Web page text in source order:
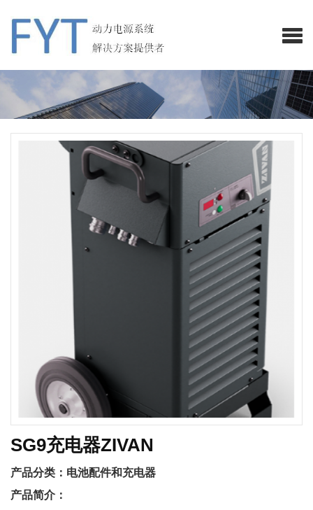
SG9充电器ZIVAN
产品分类： 电池配件和充电器
产品简介：